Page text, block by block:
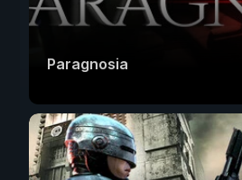
Paragnosia